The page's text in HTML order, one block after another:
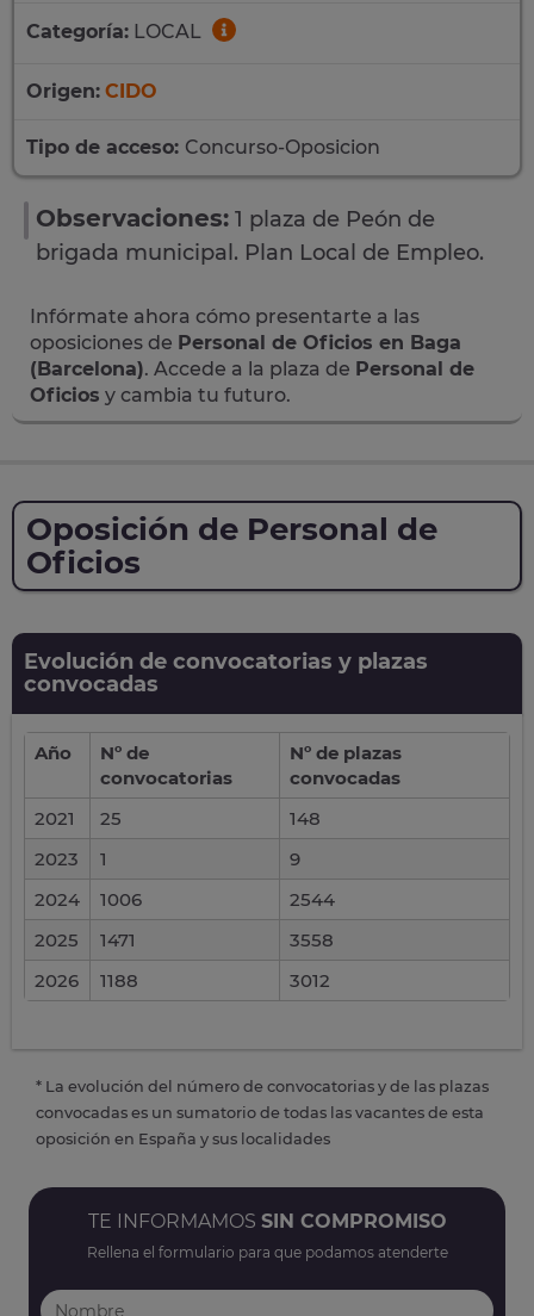
Categoría: LOCAL
Origen: CIDO
Tipo de acceso: Concurso-Oposicion
Observaciones: 1 plaza de Peón de
brigada municipal. Plan Local de Empleo.
Infórmate ahora cómo presentarte a las
oposiciones de Personal de Oficios en Baga
(Barcelona). Accede a la plaza de Personal de
Oficios y cambia tu futuro.
Oposición de Personal de
Oficios
Evolución de convocatorias y plazas
convocadas
Año
Nº de
convocatorias
Nº de plazas
convocadas
2021
25
148
2023
1
9
2024
1006
2544
2025
1471
3558
2026
1188 3012
* La evolución del número de convocatorias y de las plazas
convocadas es un sumatorio de todas las vacantes de esta
oposición en España y sus localidades
TE INFORMAMOS SIN COMPROMISO
Rellena el formulario para que podamos atenderte